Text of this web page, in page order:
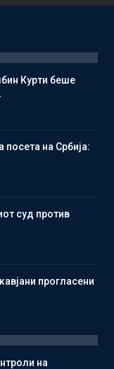
Курти беше
на Србија:
суд против
прогласени
на